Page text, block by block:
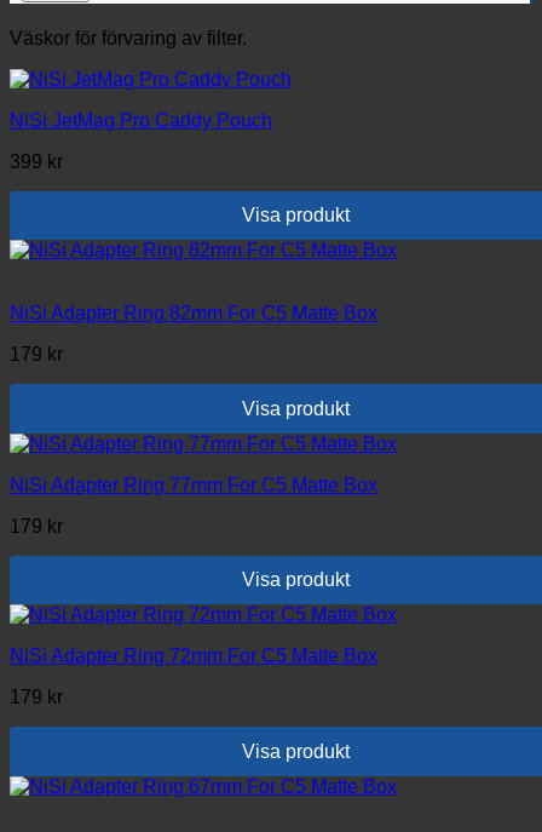
Väskor för förvaring av filter.
NiSi JetMag Pro Caddy Pouch
399 kr
Visa produkt
NiSi Adapter Ring 82mm For C5 Matte Box
179 kr
Visa produkt
NiSi Adapter Ring 77mm For C5 Matte Box
179 kr
Visa produkt
NiSi Adapter Ring 72mm For C5 Matte Box
179 kr
Visa produkt